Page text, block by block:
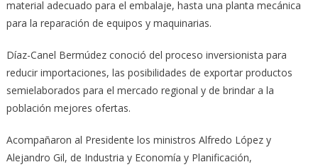
material adecuado para el embalaje, hasta una planta mecánica
para la reparación de equipos y maquinarias.
Díaz-Canel Bermúdez conoció del proceso inversionista para
reducir importaciones, las posibilidades de exportar productos
semielaborados para el mercado regional y de brindar a la
población mejores ofertas.
Acompañaron al Presidente los ministros Alfredo López y
Alejandro Gil, de Industria y Economía y Planificación,